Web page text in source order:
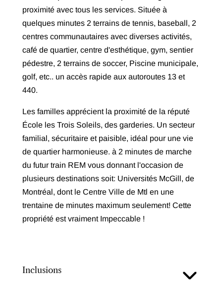
proximité avec tous les services. Située à
quelques minutes 2 terrains de tennis, baseball, 2
centres communautaires avec diverses activités,
café de quartier, centre d'esthétique, gym, sentier
pédestre, 2 terrains de soccer, Piscine municipale,
golf, etc.. un accès rapide aux autoroutes 13 et
440.
Les familles apprécient la proximité de la réputé
École les Trois Soleils, des garderies. Un secteur
familial, sécuritaire et paisible, idéal pour une vie
de quartier harmonieuse. à 2 minutes de marche
du futur train REM vous donnant l'occasion de
plusieurs destinations soit: Universités McGill, de
Montréal, dont le Centre Ville de Mtl en une
trentaine de minutes maximum seulement! Cette
propriété est vraiment Impeccable !
Inclusions